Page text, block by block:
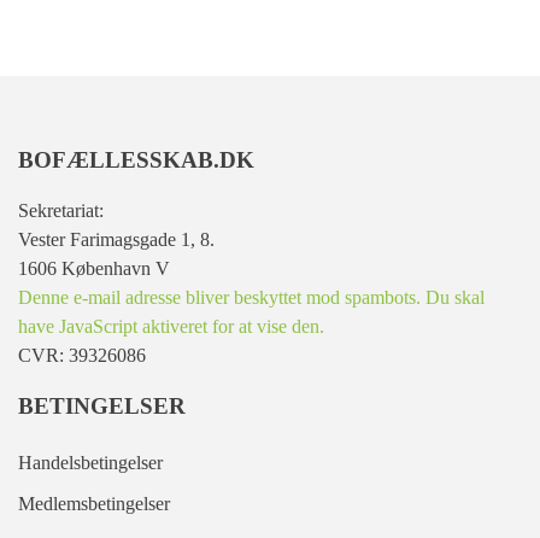
BOFÆLLESSKAB.DK
Sekretariat:
Vester Farimagsgade 1, 8.
1606 København V
Denne e-mail adresse bliver beskyttet mod spambots. Du skal
have JavaScript aktiveret for at vise den.
CVR: 39326086
BETINGELSER
Handelsbetingelser
Medlemsbetingelser